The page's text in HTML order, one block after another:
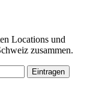
Locations und
zusammen.
Eintragen